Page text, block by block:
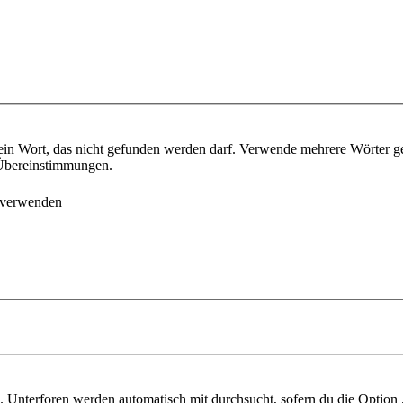
Wort, das nicht gefunden werden darf. Verwende mehrere Wörter
werden automatisch mit durchsucht, sofern du die